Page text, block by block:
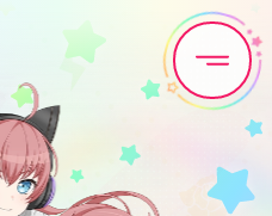
News
Discography